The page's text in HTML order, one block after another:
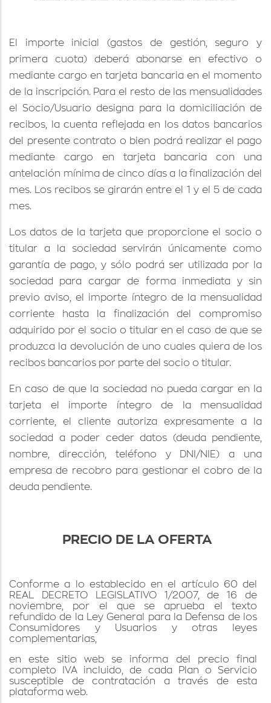
El importe inicial (gastos de gestión, seguro y
primera cuota) deberá abonarse en efectivo o
mediante cargo en tarjeta bancaria en el momento
de la inscripción. Para el resto de las mensualidades
el Socio/Usuario designa para la domiciliación de
recibos, la cuenta reflejada en los datos bancarios
del presente contrato o bien podrá realizar el pago
mediante cargo en tarjeta bancaria con una
antelación mínima de cinco días a la finalización del
mes. Los recibos se girarán entre el 1 y el 5 de cada
mes.
Los datos de la tarjeta que proporcione el socio o
titular a la sociedad servirán únicamente como
garantía de pago, y sólo podrá ser utilizada por la
sociedad para cargar de forma inmediata y sin
previo aviso, el importe íntegro de la mensualidad
corriente hasta la finalización del compromiso
adquirido por el socio o titular en el caso de que se
produzca la devolución de uno cuales quiera de los
recibos bancarios por parte del socio o titular.
En caso de que la sociedad no pueda cargar en la
tarjeta el importe íntegro de la mensualidad
corriente, el cliente autoriza expresamente a la
sociedad a poder ceder datos (deuda pendiente,
nombre, dirección, teléfono y DNI/NIE) a una
empresa de recobro para gestionar el cobro de la
deuda pendiente.
PRECIO DE LA OFERTA
Conforme a lo establecido en el artículo 60 del
REAL DECRETO LEGISLATIVO 1/2007, de 16 de
noviembre, por el que se aprueba el texto
refundido de la Ley General para la Defensa de los
Consumidores y Usuarios y otras leyes
complementarias,
en este sitio web se informa del precio final
completo IVA incluido, de cada Plan o Servicio
susceptible de contratación a través de esta
plataforma web.